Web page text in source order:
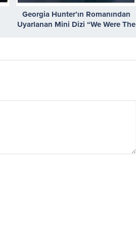
Georgia Hunter’ın Romanından
Uyarlanan Mini Dizi “We Were The